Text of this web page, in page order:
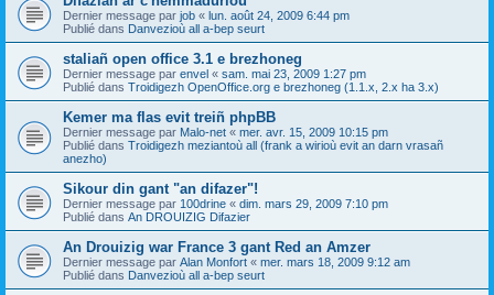
Dernier message par job « lun. août 24, 2009 6:44 pm
Publié dans Danvezioù all a-bep seurt
staliañ open office 3.1 e brezhoneg
Dernier message par envel « sam. mai 23, 2009 1:27 pm
Publié dans Troidigezh OpenOffice.org e brezhoneg (1.1.x, 2.x ha 3.x)
Kemer ma flas evit treiñ phpBB
Dernier message par Malo-net « mer. avr. 15, 2009 10:15 pm
Publié dans Troidigezh meziantoù all (frank a wirioù evit an darn vrasañ
anezho)
Sikour din gant "an difazer"!
Dernier message par 100drine « dim. mars 29, 2009 7:10 pm
Publié dans An DROUIZIG Difazier
An Drouizig war France 3 gant Red an Amzer
Dernier message par Alan Monfort « mer. mars 18, 2009 9:12 am
Publié dans Danvezioù all a-bep seurt